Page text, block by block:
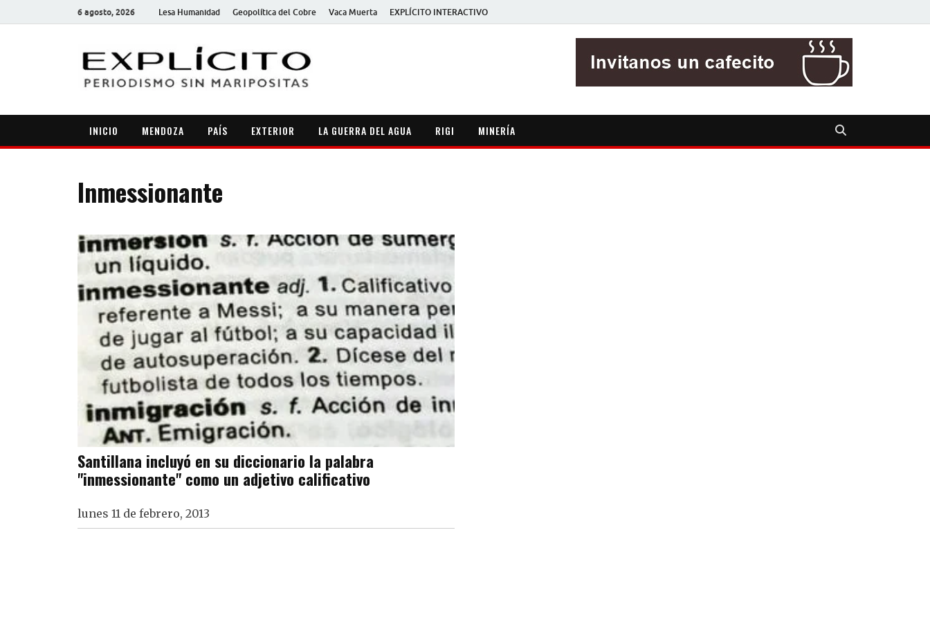
6 agosto, 2026 Lesa Humanidad Geopolítica del Cobre Vaca Muerta EXPLÍCITO INTERACTIVO
INICIO MENDOZA PAÍS EXTERIOR LA GUERRA DEL AGUA RIGI MINERÍA
Inmessionante
Santillana incluyó en su diccionario la palabra
"inmessionante" como un adjetivo calificativo
lunes 11 de febrero, 2013